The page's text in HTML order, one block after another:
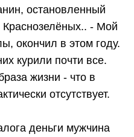
остановленный
- Мой
окончил в этом году.
курили почти все.
жизни - что в
отсутствует.
деньги мужчина